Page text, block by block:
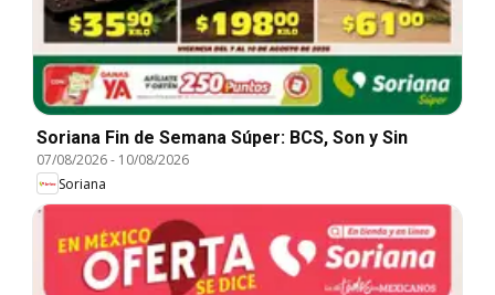
Soriana Fin de Semana Súper: BCS, Son y Sin
07/08/2026- 10/08/2026
Soriana